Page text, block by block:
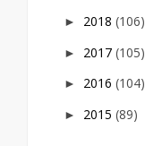
► 2018 (106)
► 2017 (105)
► 2016 (104)
► 2015 (89)